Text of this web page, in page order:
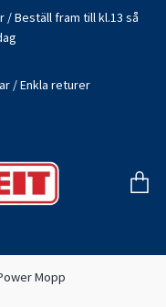
Beställ fram till kl.13 så
/ Enkla returer
Mopp